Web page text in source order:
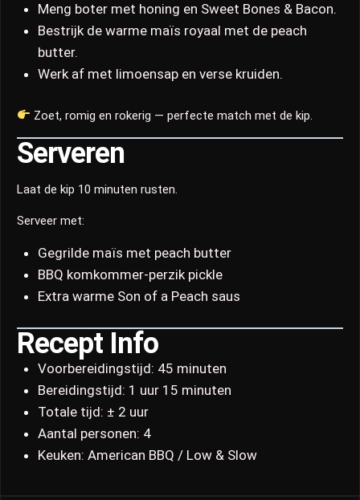
Meng boter met honing en Sweet Bones & Bacon.
Bestrijk de warme maïs royaal met de peach
butter.
Werk af met limoensap en verse kruiden.
Zoet, romig en rokerig — perfecte match met de kip.
Serveren
Laat de kip 10 minuten rusten.
Serveer met:
Gegrilde maïs met peach butter
BBQ komkommer-perzik pickle
Extra warme Son of a Peach saus
Recept Info
Voorbereidingstijd: 45 minuten
Bereidingstijd: 1 uur 15 minuten
Totale tijd: ± 2 uur
Aantal personen: 4
Keuken: American BBQ / Low & Slow